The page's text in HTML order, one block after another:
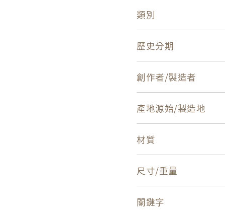
類別
歷史分期
創作者/製造者
產地源始/製造地
材質
尺寸/重量
關鍵字